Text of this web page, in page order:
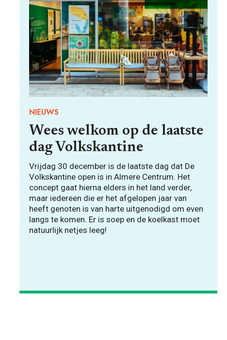
NIEUWS
Wees welkom op de laatste
dag Volkskantine
Vrijdag 30 december is de laatste dag dat De
Volkskantine open is in Almere Centrum. Het
concept gaat hierna elders in het land verder,
maar iedereen die er het afgelopen jaar van
heeft genoten is van harte uitgenodigd om even
langs te komen. Er is soep en de koelkast moet
natuurlijk netjes leeg!